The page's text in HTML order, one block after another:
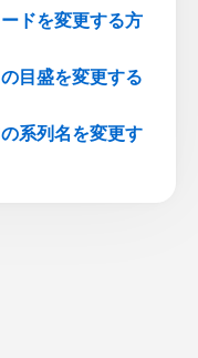
ドを変更する方
目盛を変更する
系列名を変更す